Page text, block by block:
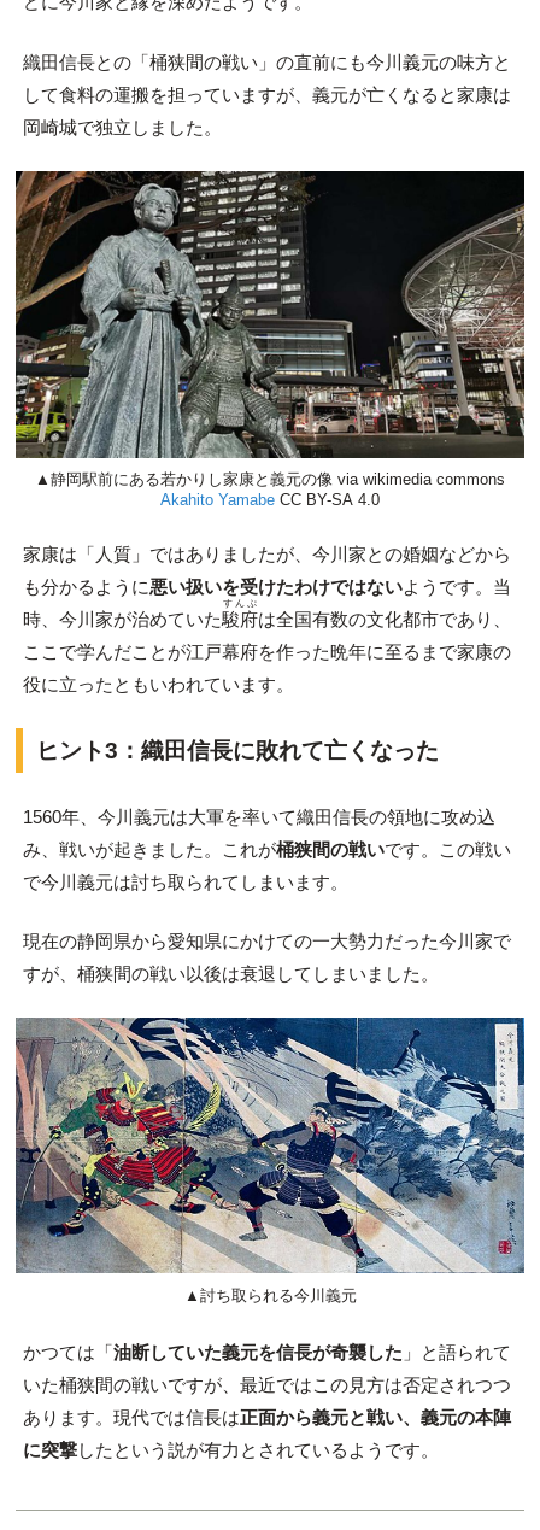
織田信長との「桶狭間の戦い」の直前にも今川義元の味方と
して食料の運搬を担っていますが、義元が亡くなると家康は
岡崎城で独立しました。
▲静岡駅前にある若かりし家康と義元の像 via wikimedia commons
Akahito Yamabe CC BY-SA 4.0
家康は「人質」ではありましたが、今川家との婚姻などから
も分かるように悪い扱いを受けたわけではないようです。当
時、今川家が治めていた駿府
すんぷ
は全国有数の文化都市であり、
ここで学んだことが江戸幕府を作った晩年に至るまで家康の
役に立ったともいわれています。
ヒント3：織田信長に敗れて亡くなった
1560年、今川義元は大軍を率いて織田信長の領地に攻め込
み、戦いが起きました。これが桶狭間の戦いです。この戦い
で今川義元は討ち取られてしまいます。
現在の静岡県から愛知県にかけての一大勢力だった今川家で
すが、桶狭間の戦い以後は衰退してしまいました。
▲討ち取られる今川義元
かつては「油断していた義元を信長が奇襲した 」と語られて
いた桶狭間の戦いですが、最近ではこの見方は否定されつつ
あります。現代では信長は正面から義元と戦い、義元の本陣
に突撃したという説が有力とされているようです。